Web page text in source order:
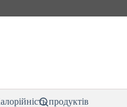
продуктів